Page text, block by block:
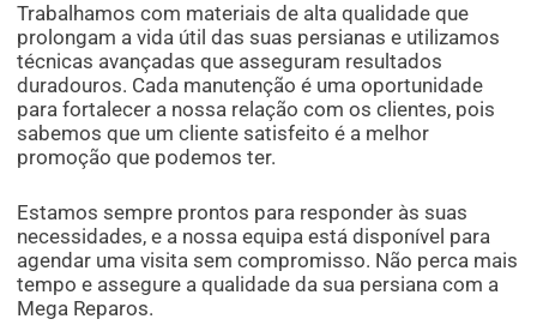
Trabalhamos com materiais de alta qualidade que
prolongam a vida útil das suas persianas e utilizamos
técnicas avançadas que asseguram resultados
duradouros. Cada manutenção é uma oportunidade
para fortalecer a nossa relação com os clientes, pois
sabemos que um cliente satisfeito é a melhor
promoção que podemos ter.
Estamos sempre prontos para responder às suas
necessidades, e a nossa equipa está disponível para
agendar uma visita sem compromisso. Não perca mais
tempo e assegure a qualidade da sua persiana com a
Mega Reparos.